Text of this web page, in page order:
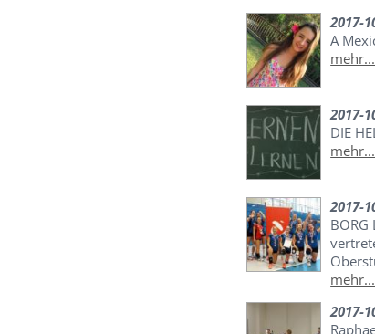
2017-
A
mehr...
2017-
DIE
mehr...
2017-
mehr...
2017-